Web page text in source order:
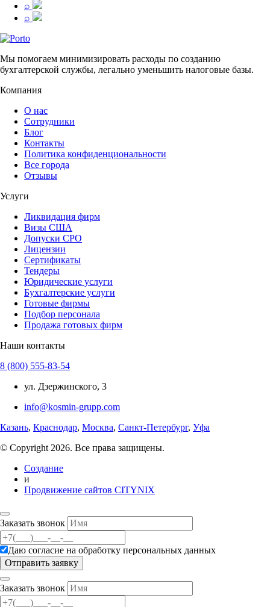
⌕
⌕
Мы помогаем минимизировать расходы по созданию
бухгалтерской службы, легально уменьшить налоговые базы.
Компания
О нас
Сотрудники
Блог
Контакты
Политика конфиденциональности
Все города
Отзывы
Услуги
Ликвидация фирм
Визы США
Допуски СРО
Лицензии
Сертификаты
Тендеры
Юридические услуги
Бухгалтерские услуги
Готовые фирмы
Подбор персонала
Продажа готовых фирм
Наши контакты
8 (800) 555-83-54
ул. Дзержинского, 3
info@kosmin-grupp.com
Казань, Краснодар, Москва, Санкт-Петербург, Уфа
© Copyright 2026. Все права защищены.
Создание
и
Продвижение сайтов CITYNIX
Заказать звонок
Даю согласие на обработку персональных данных
Заказать звонок